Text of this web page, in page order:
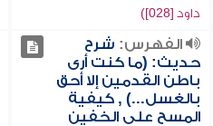
داود [028])
الفهرس: شرح
حديث: (ما كنت أرى
باطن القدمين إلا أحق
بالغسل...) , كيفية
المسح على الخفين